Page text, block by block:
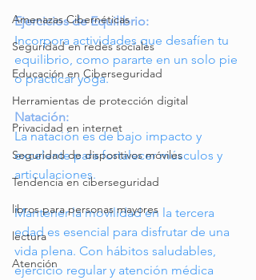
Amenazas Cibernéticas
Seguridad en redes sociales
Educación en Ciberseguridad
Herramientas de protección digital
Privacidad en internet
Seguridad de dispositivos móviles
Tendencia en ciberseguridad
libros para personas mayores
lectura
Atención
Ejercicios de Equilibrio:
Incorpora actividades que desafíen tu
equilibrio, como pararte en un solo pie
o practicar yoga.
Natación:
La natación es de bajo impacto y
excelente para fortalecer músculos y
articulaciones.
Mantener la movilidad en la tercera
edad es esencial para disfrutar de una
vida plena. Con hábitos saludables,
ejercicio regular y atención médica